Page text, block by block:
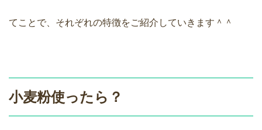
てことで、それぞれの特徴をご紹介していきます＾＾
小麦粉使ったら？